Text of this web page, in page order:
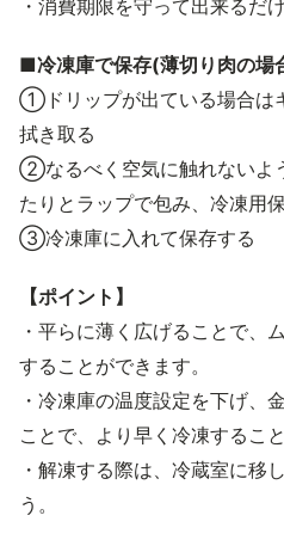
・消費期限を守って出来るだ
■冷凍庫で保存(薄切り肉の場
①ドリップが出ている場合は
拭き取る
②なるべく空気に触れないよ
たりとラップで包み、冷凍用
③冷凍庫に入れて保存する
【ポイント】
・平らに薄く広げることで、
することができます。
・冷凍庫の温度設定を下げ、
ことで、より早く冷凍するこ
・解凍する際は、冷蔵室に移
う。